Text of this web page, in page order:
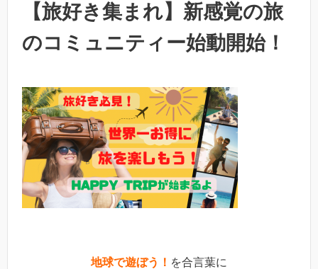
【旅好き集まれ】新感覚の旅
のコミュニティー始動開始！
地球で遊ぼう！ を合言葉に